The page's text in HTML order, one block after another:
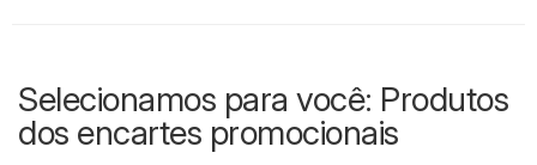
Selecionamos para você: Produtos
dos encartes promocionais